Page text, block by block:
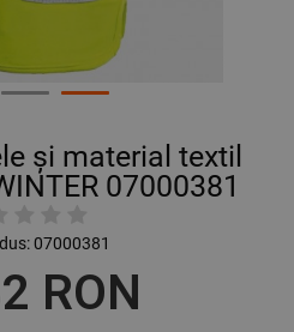
și material textil
07000381
07000381
RON